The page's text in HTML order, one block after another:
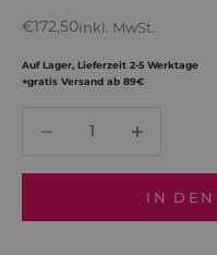
Angebot
€172,50inkl. MwSt.
Auf Lager, Lieferzeit 2-5 Werktage
+gratis Versand ab 89€
IN DEN